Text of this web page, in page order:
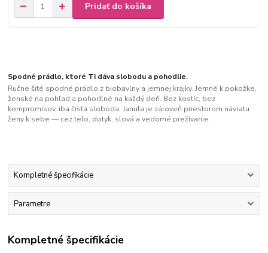
Pridať do košíka
Spodné prádlo, ktoré Ti dáva slobodu a pohodlie.
Ručne šité spodné prádlo z biobavlny a jemnej krajky. Jemné k pokožke,
ženské na pohľad a pohodlné na každý deň. Bez kostíc, bez
kompromisov, iba čistá sloboda. Janula je zároveň priestorom návratu
ženy k sebe — cez telo, dotyk, slová a vedomé prežívanie.
Kompletné špecifikácie
Parametre
Kompletné špecifikácie